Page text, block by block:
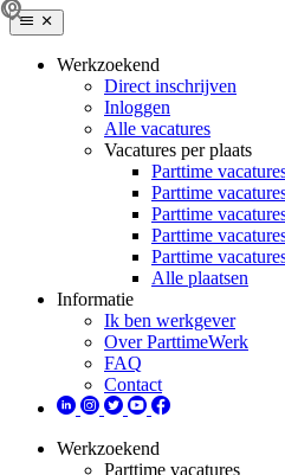
Werkzoekend
Direct inschrijven
Inloggen
Alle vacatures
Vacatures per plaats
Parttime
Parttime
Parttime
Parttime
Parttime
Alle plaatsen
Informatie
Ik ben werkgever
Over ParttimeWerk
FAQ
Contact
Werkzoekend
Parttime vacatures